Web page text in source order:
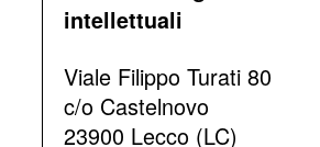
intellettuali
Viale Filippo Turati 80
c/o Castelnovo
23900 Lecco (LC)